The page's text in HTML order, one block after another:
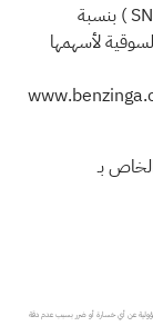
) بنسبة
القيمة السوقية لأسهمها
بـ
عن أي خسارة أو ضرر بسبب عدم دقة